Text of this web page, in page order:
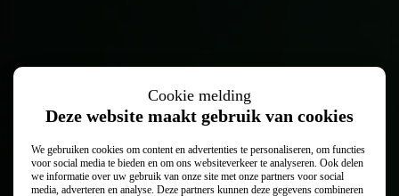
Cookie melding
Deze website maakt gebruik van cookies
We gebruiken cookies om content en advertenties te personaliseren, om functies
voor social media te bieden en om ons websiteverkeer te analyseren. Ook delen
we informatie over uw gebruik van onze site met onze partners voor social
media, adverteren en analyse. Deze partners kunnen deze gegevens combineren
Vertrouwd vooruit met
Leapmotor onderhoud